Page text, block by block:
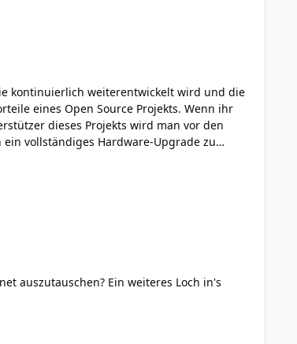
kontinuierlich weiterentwickelt wird und die
eines Open Source Projekts. Wenn ihr
dieses Projekts wird man vor den
vollständiges Hardware-Upgrade zu
gehen wollen.
auszutauschen? Ein weiteres Loch in's